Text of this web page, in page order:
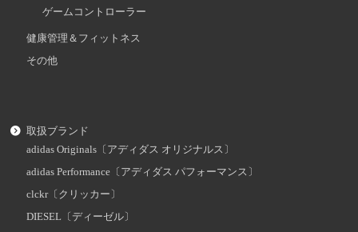
ゲームコントローラー
健康管理＆フィットネス
その他
取扱ブランド
adidas Originals〔アディダス オリジナルス〕
adidas Performance〔アディダス パフォーマンス〕
clckr〔クリッカー〕
DIESEL〔ディーゼル〕